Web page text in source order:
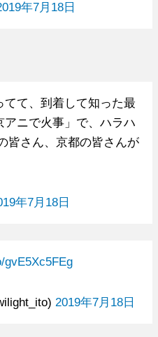
年7月18日
て、到着して知った最
ニで火事」で、ハラハ
皆さん、京都の皆さんが
年7月18日
gvE5Xc5FEg
2019年7月18日